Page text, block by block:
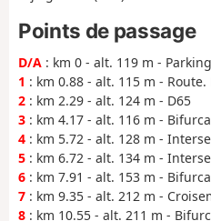
Points de passage
D/A : km 0 - alt. 119 m -
1 : km 0.88 - alt. 115 m -
2 : km 2.29 - alt. 124 m - D65
3 : km 4.17 - alt. 116 m -
4 : km 5.72 - alt. 128 m -
5 : km 6.72 - alt. 134 m -
6 : km 7.91 - alt. 153 m -
7 : km 9.35 - alt. 212 m -
8 : km 10.55 - alt. 211 m -